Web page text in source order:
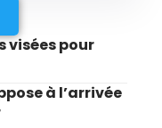
visées pour
à l’arrivée